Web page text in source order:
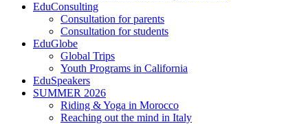
EduConsulting
Consultation for parents
Consultation for students
EduGlobe
Global Trips
Youth Programs in California
EduSpeakers
SUMMER 2026
Riding & Yoga in Morocco
Reaching out the mind in Italy